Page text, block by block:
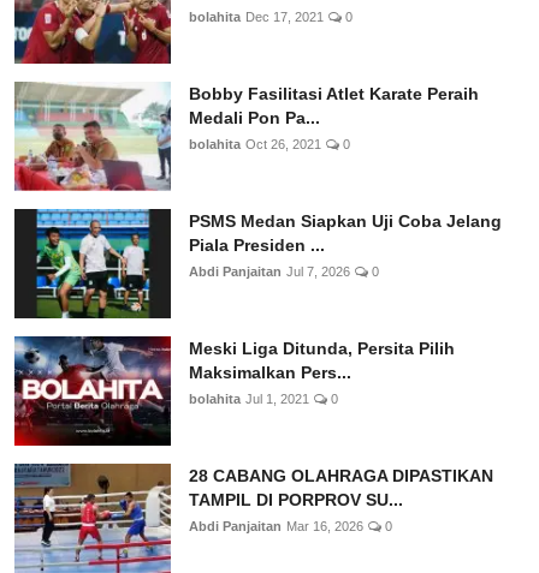
bolahita Dec 17, 2021 0
Bobby Fasilitasi Atlet Karate Peraih
Medali Pon Pa...
bolahita Oct 26, 2021 0
PSMS Medan Siapkan Uji Coba Jelang
Piala Presiden ...
Abdi Panjaitan Jul 7, 2026 0
Meski Liga Ditunda, Persita Pilih
Maksimalkan Pers...
bolahita Jul 1, 2021 0
28 CABANG OLAHRAGA DIPASTIKAN
TAMPIL DI PORPROV SU...
Abdi Panjaitan Mar 16, 2026 0